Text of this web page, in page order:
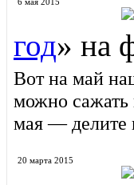
год» на
Вот на май
можно сажать
мая — делите
20 марта 2015